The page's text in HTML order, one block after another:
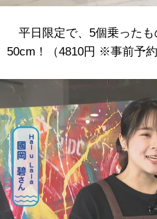
平日限定で、5個乗ったも
50cm！（4810円 ※事前予約